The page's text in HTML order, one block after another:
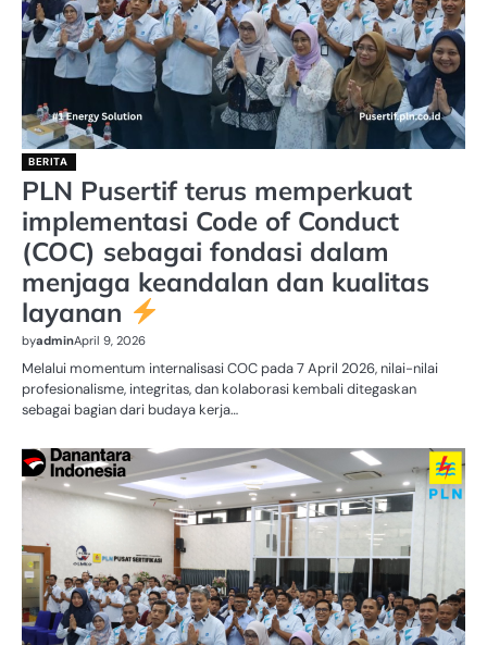
BERITA
PLN Pusertif terus memperkuat
implementasi Code of Conduct
(COC) sebagai fondasi dalam
menjaga keandalan dan kualitas
layanan
byadminApril 9, 2026
Melalui momentum internalisasi COC pada 7 April 2026, nilai-nilai
profesionalisme, integritas, dan kolaborasi kembali ditegaskan
sebagai bagian dari budaya kerja…